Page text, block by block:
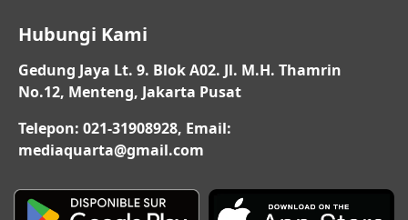
Hubungi Kami
Gedung Jaya Lt. 9. Blok A02. Jl. M.H. Thamrin
No.12, Menteng, Jakarta Pusat
Telepon: 021-31908928, Email:
mediaquarta@gmail.com